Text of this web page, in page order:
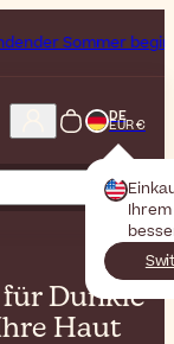
beginnt jetzt!
DE
EUR €
Dunkle
Haut